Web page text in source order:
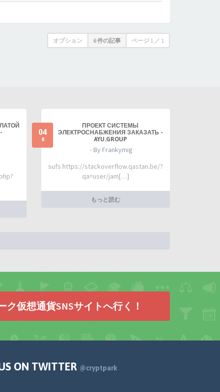
オプション 6 件の記事 ページ 1 ／ 1
04
8
ПРОЕКТ СИСТЕМЫ
ЭЛЕКТРОСНАБЖЕНИЯ ЗАКАЗАТЬ -
AYU.GROUP
- By Frankymig
sufs https://stackoverflow.qastan.be/?
qa=user/jam[…]
もっと読む
ク仮想通貨SNSサイトへ行く！
ON TWITTER @cryptpark